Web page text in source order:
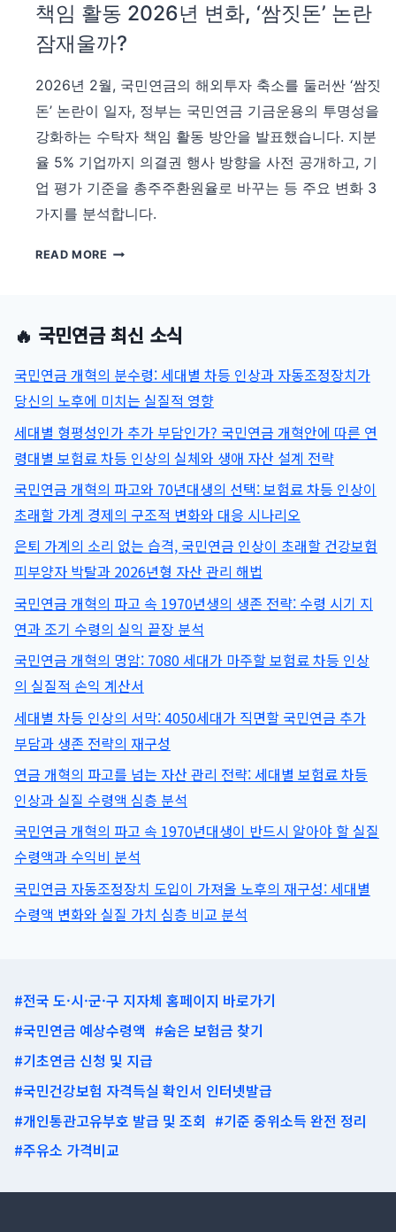
란,
5%
의
권
사
전
공
강
화
배
미
년
2
심
층
분
석)
책임 활동 2026년 변화, ‘쌈짓돈’ 논란
잠재울까?
2026년 2월, 국민연금의 해외투자 축소를 둘러싼 ‘쌈짓
돈’ 논란이 일자, 정부는 국민연금 기금운용의 투명성을
강화하는 수탁자 책임 활동 방안을 발표했습니다. 지분
율 5% 기업까지 의결권 행사 방향을 사전 공개하고, 기
업 평가 기준을 총주주환원율로 바꾸는 등 주요 변화 3
가지를 분석합니다.
READ MORE 국
기
운
용
명
성
화
수
자
책
임
동
2026
년
화,
‘쌈
돈’
논
잠
재
울
🔥 국민연금 최신 소식
국민연금 개혁의 분수령: 세대별 차등 인상과 자동조정장치가
당신의 노후에 미치는 실질적 영향
세대별 형평성인가 추가 부담인가? 국민연금 개혁안에 따른 연
령대별 보험료 차등 인상의 실체와 생애 자산 설계 전략
국민연금 개혁의 파고와 70년대생의 선택: 보험료 차등 인상이
초래할 가계 경제의 구조적 변화와 대응 시나리오
은퇴 가계의 소리 없는 습격, 국민연금 인상이 초래할 건강보험
피부양자 박탈과 2026년형 자산 관리 해법
국민연금 개혁의 파고 속 1970년생의 생존 전략: 수령 시기 지
연과 조기 수령의 실익 끝장 분석
국민연금 개혁의 명암: 7080 세대가 마주할 보험료 차등 인상
의 실질적 손익 계산서
세대별 차등 인상의 서막: 4050세대가 직면할 국민연금 추가
부담과 생존 전략의 재구성
연금 개혁의 파고를 넘는 자산 관리 전략: 세대별 보험료 차등
인상과 실질 수령액 심층 분석
국민연금 개혁의 파고 속 1970년대생이 반드시 알아야 할 실질
수령액과 수익비 분석
국민연금 자동조정장치 도입이 가져올 노후의 재구성: 세대별
수령액 변화와 실질 가치 심층 비교 분석
#전국 도·시·군·구 지자체 홈페이지 바로가기
#국민연금 예상수령액 #숨은 보험금 찾기
#기초연금 신청 및 지급
#국민건강보험 자격득실 확인서 인터넷발급
#개인통관고유부호 발급 및 조회 #기준 중위소득 완전 정리
#주유소 가격비교